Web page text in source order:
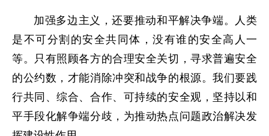
加强多边主义，还要推动和平解决争端。人类
是不可分割的安全共同体，没有谁的安全高人一
等。只有照顾各方的合理安全关切，寻求普遍安全
的公约数，才能消除冲突和战争的根源。我们要践
行共同、综合、合作、可持续的安全观，坚持以和
平手段化解争端分歧，为推动热点问题政治解决发